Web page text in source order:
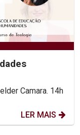
Camara. 14h
LER MAIS